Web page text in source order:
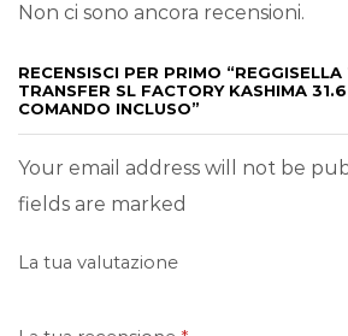
Non ci sono ancora recensioni.
RECENSISCI PER PRIMO
TRANSFER SL FACTORY KASHIMA
COMANDO INCLUSO”
Your email address will not be
fields are marked
La tua valutazione